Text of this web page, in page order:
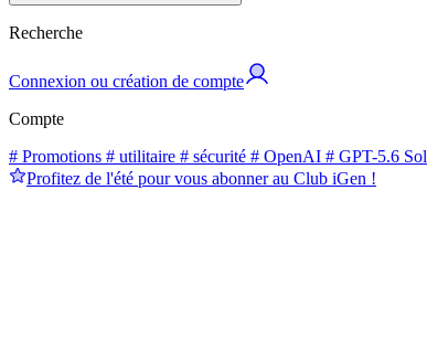
Recherche
Connexion ou création de compte
Compte
# Promotions # utilitaire # sécurité # OpenAI # GPT-5.6 Sol
Profitez de l'été pour vous abonner au Club iGen !